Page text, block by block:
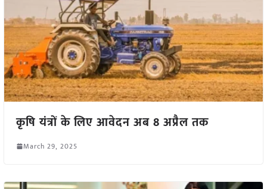
कृषि यंत्रों के लिए आवेदन अब 8 अप्रैल तक
March 29, 2025